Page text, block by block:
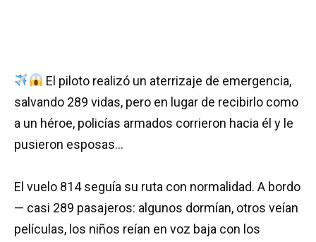
El piloto realizó un aterrizaje de emergencia,
salvando 289 vidas, pero en lugar de recibirlo como
a un héroe, policías armados corrieron hacia él y le
pusieron esposas…
El vuelo 814 seguía su ruta con normalidad. A bordo
— casi 289 pasajeros: algunos dormían, otros veían
películas, los niños reían en voz baja con los